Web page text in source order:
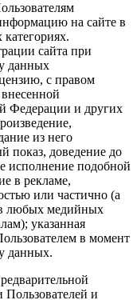
на сайте в
сайта при
данных
с правом
Федерации и других
из него
показ, доведение до
исполнение подобной
в рекламе,
или частично (а
любых медийных
указанная
в момент
данных.
и